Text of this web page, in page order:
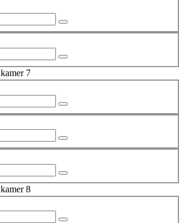
kamer 7
kamer 8